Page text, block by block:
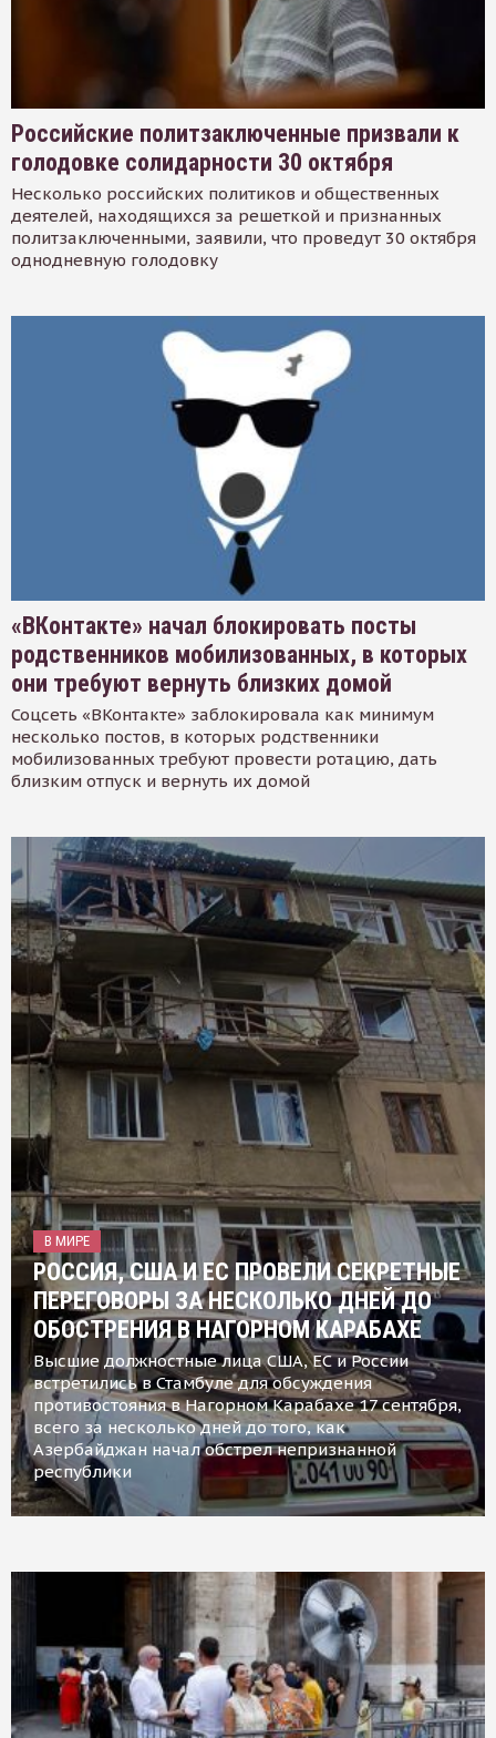
Российские политзаключенные призвали к
голодовке солидарности 30 октября
Несколько российских политиков и общественных
деятелей, находящихся за решеткой и признанных
политзаключенными, заявили, что проведут 30 октября
однодневную голодовку
«ВКонтакте» начал блокировать посты
родственников мобилизованных, в которых
они требуют вернуть близких домой
Соцсеть «ВКонтакте» заблокировала как минимум
несколько постов, в которых родственники
мобилизованных требуют провести ротацию, дать
близким отпуск и вернуть их домой
В МИРЕ
РОССИЯ, США И ЕС ПРОВЕЛИ СЕКРЕТНЫЕ
ПЕРЕГОВОРЫ ЗА НЕСКОЛЬКО ДНЕЙ ДО
ОБОСТРЕНИЯ В НАГОРНОМ КАРАБАХЕ
Высшие должностные лица США, ЕС и России
встретились в Стамбуле для обсуждения
противостояния в Нагорном Карабахе 17 сентября,
всего за несколько дней до того, как
Азербайджан начал обстрел непризнанной
республики